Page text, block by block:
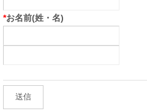
*お名前(姓・名)